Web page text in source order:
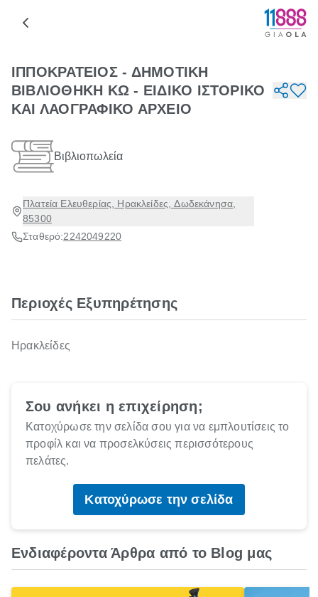
ΙΠΠΟΚΡΑΤΕΙΟΣ - ΔΗΜΟΤΙΚΗ
ΒΙΒΛΙΟΘΗΚΗ ΚΩ - ΕΙΔΙΚΟ ΙΣΤΟΡΙΚΟ
ΚΑΙ ΛΑΟΓΡΑΦΙΚΟ ΑΡΧΕΙΟ
Βιβλιοπωλεία
Πλατεία Ελευθερίας, Ηρακλείδες, Δωδεκάνησα,
85300
Σταθερό:2242049220
Περιοχές Εξυπηρέτησης
Ηρακλείδες
Σου ανήκει η επιχείρηση;
Κατοχύρωσε την σελίδα σου για να εμπλουτίσεις το
προφίλ και να προσελκύσεις περισσότερους
πελάτες.
Κατοχύρωσε την σελίδα
Ενδιαφέροντα Άρθρα από το Blog μας